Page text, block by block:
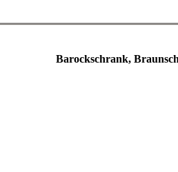
Barockschrank,